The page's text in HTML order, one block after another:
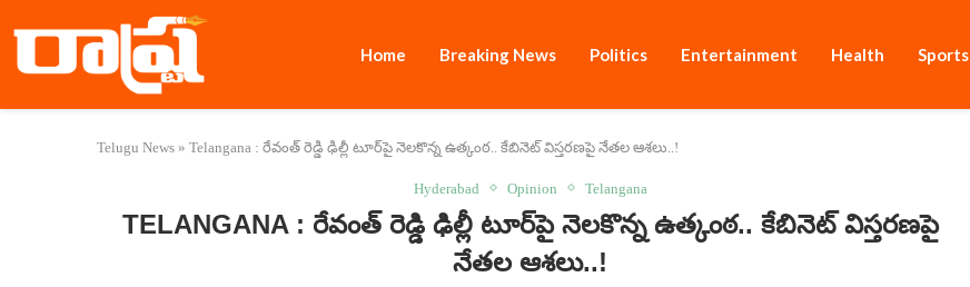
Home Breaking News Politics Entertainment Health Sports
Telugu News » Telangana : రేవంత్ రెడ్డి ఢిల్లీ టూర్‌పై నెలకొన్న ఉత్కంఠ.. కేబినెట్ విస్తరణపై నేతల ఆశలు..!
Hyderabad Opinion Telangana
TELANGANA : రేవంత్ రెడ్డి ఢిల్లీ టూర్‌పై నెలకొన్న ఉత్కంఠ.. కేబినెట్ విస్తరణపై
నేతల ఆశలు..!